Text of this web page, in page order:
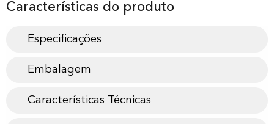
Características do produto
Especificações
Embalagem
Características Técnicas